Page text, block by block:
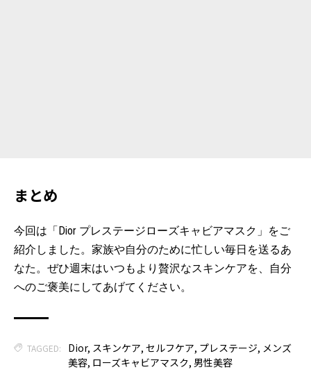
まとめ
今回は「Dior プレステージローズキャビアマスク」をご
紹介しました。家族や自分のために忙しい毎日を送るあ
なた。ぜひ週末はいつもより贅沢なスキンケアを、自分
へのご褒美にしてあげてください。
TAGGED: Dior, スキンケア, セルフケア, プレステージ, メンズ
美容, ローズキャビアマスク, 男性美容